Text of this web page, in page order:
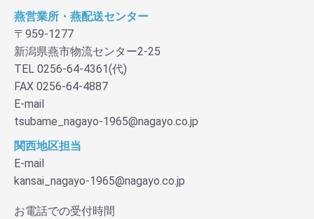
燕営業所・燕配送センター
〒959-1277
新潟県燕市物流センター2-25
TEL 0256-64-4361(代)
FAX 0256-64-4887
E-mail
tsubame_nagayo-1965@nagayo.co.jp
関西地区担当
E-mail
kansai_nagayo-1965@nagayo.co.jp
お電話での受付時間